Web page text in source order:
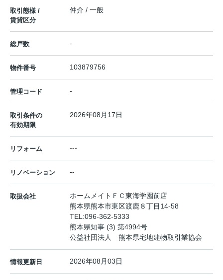
取引態様 /
賃貸区分
仲介 / 一般
総戸数 -
物件番号 103879756
管理コード -
取引条件の
有効期限
2026年08月17日
リフォーム ---
リノベーション --
取扱会社
ホームメイトＦＣ東海学園前店
熊本県熊本市東区渡鹿８丁目14-58
TEL:096-362-5333
熊本県知事 (3) 第4994号
公益社団法人 熊本県宅地建物取引業協会
情報更新日 2026年08月03日